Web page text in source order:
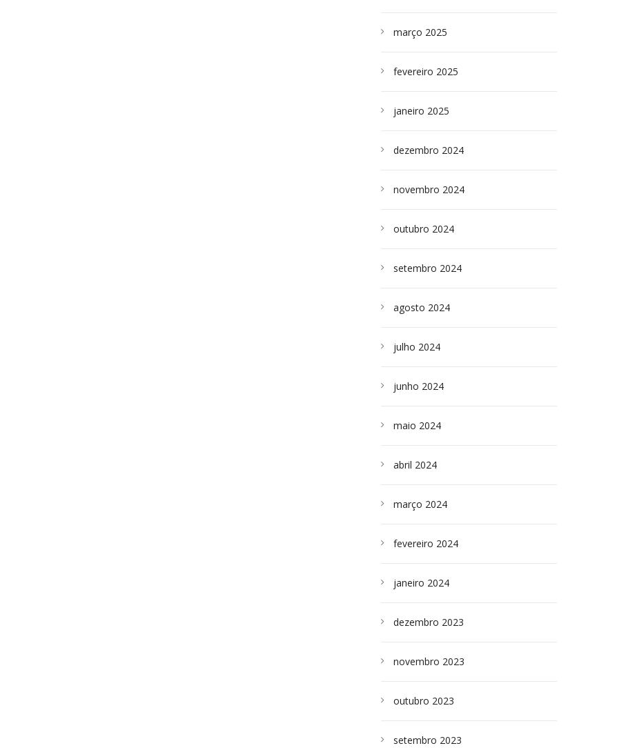
março 2025
fevereiro 2025
janeiro 2025
dezembro 2024
novembro 2024
outubro 2024
setembro 2024
agosto 2024
julho 2024
junho 2024
maio 2024
abril 2024
março 2024
fevereiro 2024
janeiro 2024
dezembro 2023
novembro 2023
outubro 2023
setembro 2023